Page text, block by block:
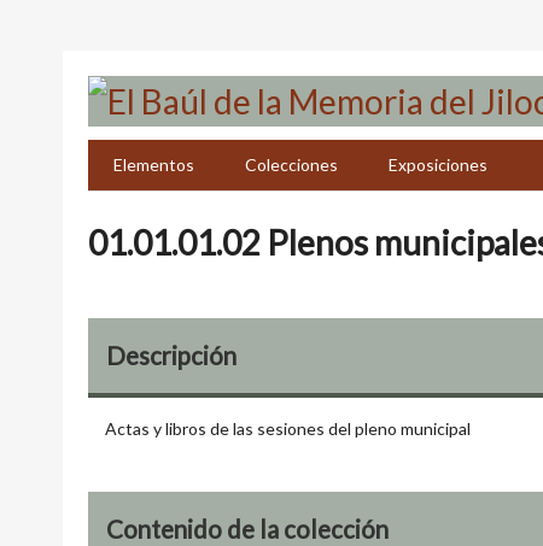
Elementos
Colecciones Exposiciones
01.01.01.02 Plenos
Descripción
Actas y libros de las sesiones del pleno municipal
Contenido de la colección